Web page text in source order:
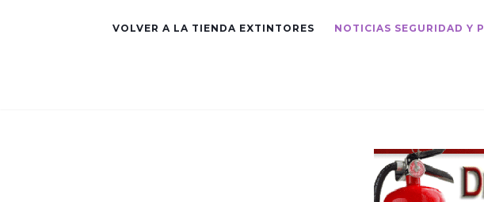
VOLVER A LA TIENDA EXTINTORES NOTICIAS SEGURIDAD Y